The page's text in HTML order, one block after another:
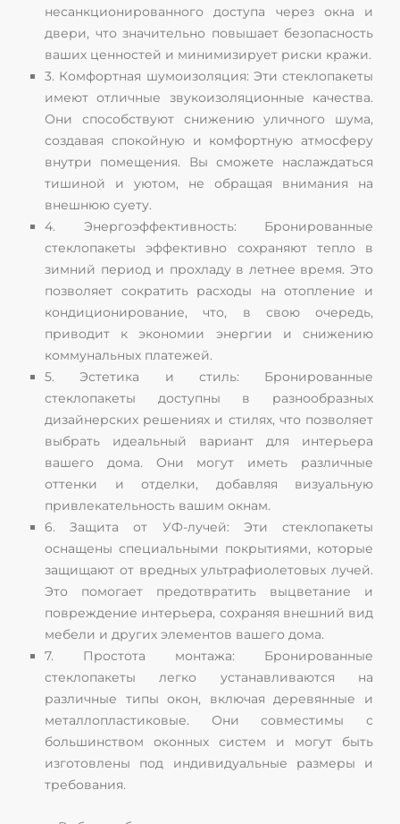
несанкционированного доступа через окна и
двери, что значительно повышает безопасность
ваших ценностей и минимизирует риски кражи.
3. Комфортная шумоизоляция: Эти стеклопакеты
имеют отличные звукоизоляционные качества.
Они способствуют снижению уличного шума,
создавая спокойную и комфортную атмосферу
внутри помещения. Вы сможете наслаждаться
тишиной и уютом, не обращая внимания на
внешнюю суету.
4. Энергоэффективность: Бронированные
стеклопакеты эффективно сохраняют тепло в
зимний период и прохладу в летнее время. Это
позволяет сократить расходы на отопление и
кондиционирование, что, в свою очередь,
приводит к экономии энергии и снижению
коммунальных платежей.
5. Эстетика и стиль: Бронированные
стеклопакеты доступны в разнообразных
дизайнерских решениях и стилях, что позволяет
выбрать идеальный вариант для интерьера
вашего дома. Они могут иметь различные
оттенки и отделки, добавляя визуальную
привлекательность вашим окнам.
6. Защита от УФ-лучей: Эти стеклопакеты
оснащены специальными покрытиями, которые
защищают от вредных ультрафиолетовых лучей.
Это помогает предотвратить выцветание и
повреждение интерьера, сохраняя внешний вид
мебели и других элементов вашего дома.
7. Простота монтажа: Бронированные
стеклопакеты легко устанавливаются на
различные типы окон, включая деревянные и
металлопластиковые. Они совместимы с
большинством оконных систем и могут быть
изготовлены под индивидуальные размеры и
требования.